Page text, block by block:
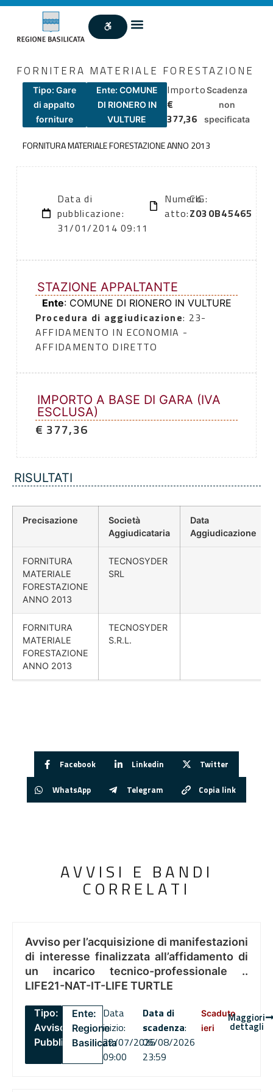
FORNITERA MATERIALE FORESTAZIONE
Tipo: Gare
di appalto
forniture
Ente: COMUNE
DI RIONERO IN
VULTURE
Importo
€
377,36
Scadenza
non
specificata
FORNITURA MATERIALE FORESTAZIONE ANNO 2013
Data di
pubblicazione:
31/01/2014 09:11
Numero
atto:
CIG:
Z030B45465
STAZIONE APPALTANTE
Ente: COMUNE DI RIONERO IN VULTURE
Procedura di aggiudicazione: 23-
AFFIDAMENTO IN ECONOMIA -
AFFIDAMENTO DIRETTO
IMPORTO A BASE DI GARA (IVA
ESCLUSA)
€ 377,36
RISULTATI
Precisazione
Società
Aggiudicataria
Data
Aggiudicazione
FORNITURA
MATERIALE
FORESTAZIONE
ANNO 2013
TECNOSYDER
SRL
FORNITURA
MATERIALE
FORESTAZIONE
ANNO 2013
TECNOSYDER
S.R.L.
Facebook Linkedin Twitter
WhatsApp Telegram Copia link
AVVISI E BANDI
CORRELATI
Avviso per l’acquisizione di manifestazioni
di interesse finalizzata all’affidamento di
un incarico tecnico-professionale ..
LIFE21-NAT-IT-LIFE TURTLE
Tipo:
Avviso
Pubblico
Ente:
Regione
Basilicata
Data
inizio:
22/07/2026
09:00
Data di
scadenza:
06/08/2026
23:59
Scaduto
ieri
Maggiori
dettagli